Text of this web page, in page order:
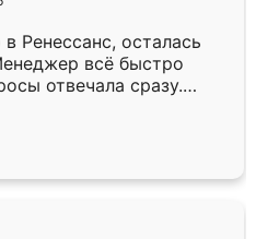
только здесь.
Ренессанс, осталась
всё быстро
отвечала сразу.
субботу, подошёл к
Собрали
аккуратно, даже